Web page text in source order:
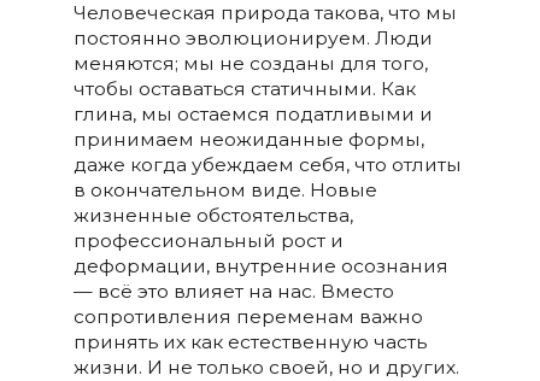
Человеческая природа такова, что мы
постоянно эволюционируем. Люди
меняются; мы не созданы для того,
чтобы оставаться статичными. Как
глина, мы остаемся податливыми и
принимаем неожиданные формы,
даже когда убеждаем себя, что отлиты
в окончательном виде. Новые
жизненные обстоятельства,
профессиональный рост и
деформации, внутренние осознания
— всё это влияет на нас. Вместо
сопротивления переменам важно
принять их как естественную часть
жизни. И не только своей, но и других.